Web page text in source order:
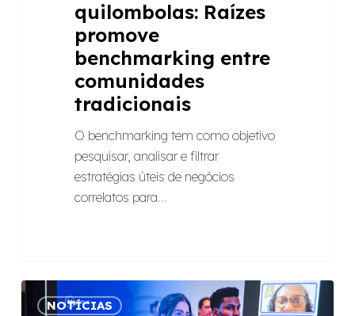
quilombolas: Raízes
promove
benchmarking entre
comunidades
tradicionais
O benchmarking tem como objetivo
pesquisar, analisar e filtrar
estratégias úteis de negócios
correlatos para…
Raízes
NOTÍCIAS